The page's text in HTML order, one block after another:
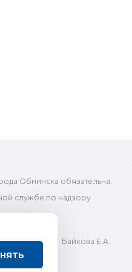
Обнинска обязательна.
службе по надзору
редактор: Байкова Е.А.